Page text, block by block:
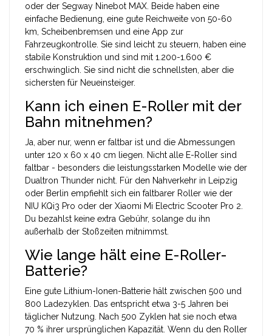
oder der Segway Ninebot MAX. Beide haben eine
einfache Bedienung, eine gute Reichweite von 50-60
km, Scheibenbremsen und eine App zur
Fahrzeugkontrolle. Sie sind leicht zu steuern, haben eine
stabile Konstruktion und sind mit 1.200-1.600 €
erschwinglich. Sie sind nicht die schnellsten, aber die
sichersten für Neueinsteiger.
Kann ich einen E-Roller mit der
Bahn mitnehmen?
Ja, aber nur, wenn er faltbar ist und die Abmessungen
unter 120 x 60 x 40 cm liegen. Nicht alle E-Roller sind
faltbar - besonders die leistungsstarken Modelle wie der
Dualtron Thunder nicht. Für den Nahverkehr in Leipzig
oder Berlin empfiehlt sich ein faltbarer Roller wie der
NIU KQi3 Pro oder der Xiaomi Mi Electric Scooter Pro 2.
Du bezahlst keine extra Gebühr, solange du ihn
außerhalb der Stoßzeiten mitnimmst.
Wie lange hält eine E-Roller-
Batterie?
Eine gute Lithium-Ionen-Batterie hält zwischen 500 und
800 Ladezyklen. Das entspricht etwa 3-5 Jahren bei
täglicher Nutzung. Nach 500 Zyklen hat sie noch etwa
70 % ihrer ursprünglichen Kapazität. Wenn du den Roller